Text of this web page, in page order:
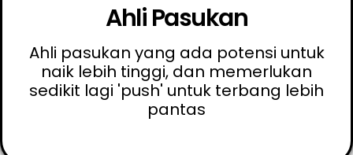
Ahli Pasukan
Ahli pasukan yang ada potensi untuk
naik lebih tinggi, dan memerlukan
sedikit lagi 'push' untuk terbang lebih
pantas